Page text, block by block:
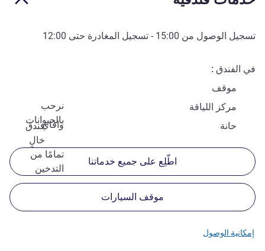
تسجيل الوصول من 15:00 - تسجيل المغادرة حتى 12:00
في الفندق
موقف
نرحب
بالحيوانات
مركز اللياقة
وافاي
حانة
فندق
خالٍ
تمامًا من
التدخين
اطّلِع على جميع خدماتنا
موقف السيارات
إمكانية الوصول